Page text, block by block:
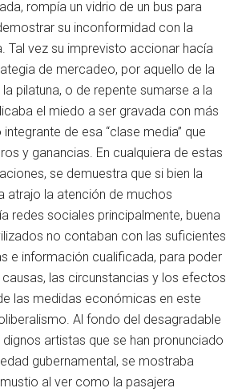
rompía un vidrio de un bus para
su inconformidad con la
Tal vez su imprevisto accionar hacía
de mercadeo, por aquello de la
pilatuna, o de repente sumarse a la
el miedo a ser gravada con más
de esa “clase media” que
y ganancias. En cualquiera de estas
se demuestra que si bien la
atrajo la atención de muchos
redes sociales principalmente, buena
no contaban con las suficientes
e información cualificada, para poder
las circunstancias y los efectos
las medidas económicas en este
Al fondo del desagradable
artistas que se han pronunciado
gubernamental, se mostraba
al ver como la pasajera